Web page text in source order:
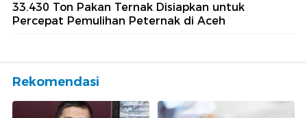
33.430 Ton Pakan Ternak Disiapkan untuk
Percepat Pemulihan Peternak di Aceh
Rekomendasi